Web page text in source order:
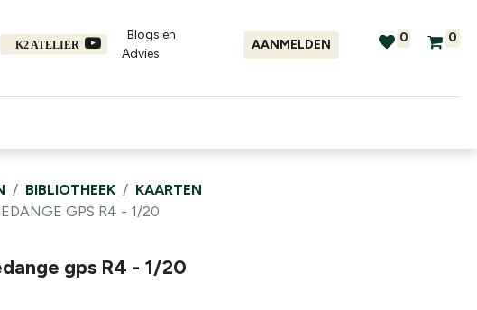
K2 ATELIER
Blogs en
Advies​
AANMELDEN 0 0
BIBLIOTHEEK
KAARTEN
GPS R4 - 1/20
gps R4 - 1/20